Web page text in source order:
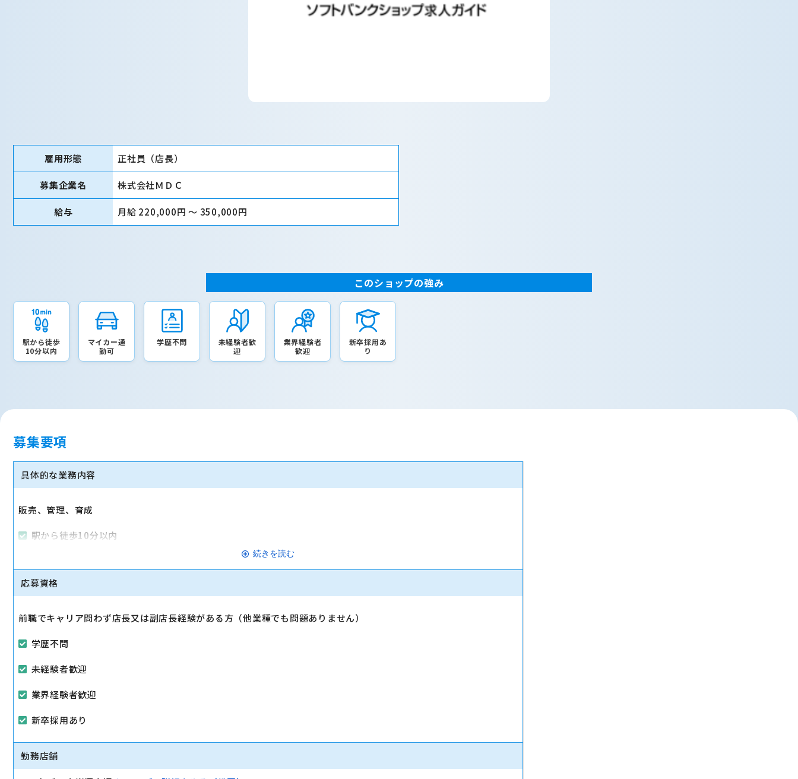
雇用形態 正社員（店長）
募集企業名 株式会社ＭＤＣ
給与 月給 220,000円 〜 350,000円
このショップの強み
駅から徒歩
10分以内
マイカー通
勤可
学歴不問
未経験者歓
迎
業界経験者
歓迎
新卒採用あ
り
募集要項
具体的な業務内容
販売、管理、育成
駅から徒歩10分以内
続きを読む
応募資格
前職でキャリア問わず店長又は副店長経験がある方（他業種でも問題ありません）
学歴不問
未経験者歓迎
業界経験者歓迎
新卒採用あり
勤務店舗